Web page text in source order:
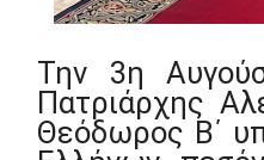
Την 3η
Πατριάρχης
Θεόδωρος Β΄